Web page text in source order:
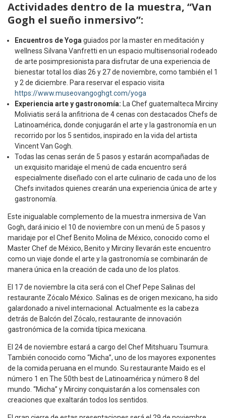
Actividades dentro de la muestra, “Van
Gogh el sueño inmersivo”:
Encuentros de Yoga guiados por la master en meditación y
wellness Silvana Vanfretti en un espacio multisensorial rodeado
de arte posimpresionista para disfrutar de una experiencia de
bienestar total los días 26 y 27 de noviembre, como también el 1
y 2 de diciembre. Para reservar el espacio visita
https://www.museovangoghgt.com/yoga
Experiencia arte y gastronomía: La Chef guatemalteca Mirciny
Moliviatis será la anfitriona de 4 cenas con destacados Chefs de
Latinoamérica, donde conjugarán el arte y la gastronomía en un
recorrido por los 5 sentidos, inspirado en la vida del artista
Vincent Van Gogh.
Todas las cenas serán de 5 pasos y estarán acompañadas de
un exquisito maridaje el menú de cada encuentro será
especialmente diseñado con el arte culinario de cada uno de los
Chefs invitados quienes crearán una experiencia única de arte y
gastronomía.
Este inigualable complemento de la muestra inmersiva de Van
Gogh, dará inicio el 10 de noviembre con un menú de 5 pasos y
maridaje por el Chef Benito Molina de México, conocido como el
Master Chef de México, Benito y Mirciny llevarán este encuentro
como un viaje donde el arte y la gastronomía se combinarán de
manera única en la creación de cada uno de los platos.
El 17 de noviembre la cita será con el Chef Pepe Salinas del
restaurante Zócalo México. Salinas es de origen mexicano, ha sido
galardonado a nivel internacional. Actualmente es la cabeza
detrás de Balcón del Zócalo, restaurante de innovación
gastronómica de la comida típica mexicana.
El 24 de noviembre estará a cargo del Chef Mitshuaru Tsumura.
También conocido como “Micha”, uno de los mayores exponentes
de la comida peruana en el mundo. Su restaurante Maido es el
número 1 en The 50th best de Latinoamérica y número 8 del
mundo. “Micha” y Mirciny conquistarán a los comensales con
creaciones que exaltarán todos los sentidos.